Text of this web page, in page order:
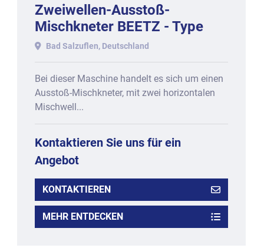
Zweiwellen-Ausstoß-
Mischkneter BEETZ - Type
MK-2/500 mit ca. 500 kg
Nutzinhalt.
Bad Salzuflen, Deutschland
Bei dieser Maschine handelt es sich um einen
Ausstoß-Mischkneter, mit zwei horizontalen
Mischwell...
Kontaktieren Sie uns für ein
Angebot
KONTAKTIEREN
MEHR ENTDECKEN